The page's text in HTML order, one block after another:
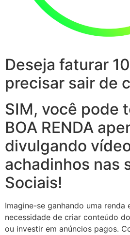
Deseja faturar
precisar sair de
SIM, você pode
BOA RENDA
divulgando
achadinhos nas
Sociais!
Imagine-se ganhando uma renda
necessidade de criar conteúdo
ou investir em anúncios pagos.